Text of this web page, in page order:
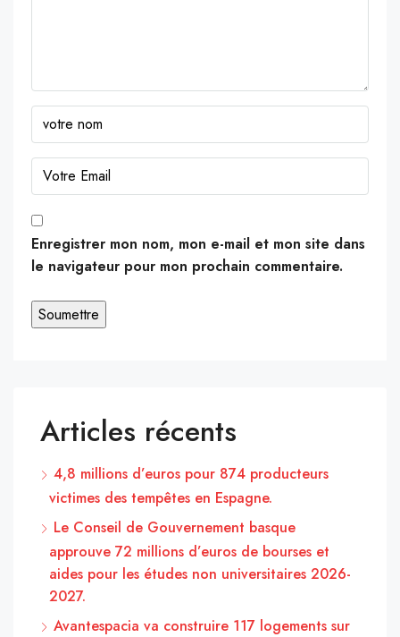
Enregistrer mon nom, mon e-mail et mon site dans
le navigateur pour mon prochain commentaire.
Articles récents
4,8 millions d’euros pour 874 producteurs
victimes des tempêtes en Espagne.
Le Conseil de Gouvernement basque
approuve 72 millions d’euros de bourses et
aides pour les études non universitaires 2026-
2027.
Avantespacia va construire 117 logements sur